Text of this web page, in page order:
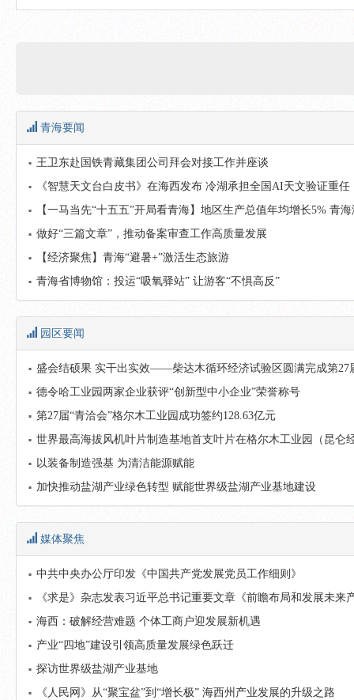
青海要闻
王卫东赴国铁青藏集团公司拜会对接工作并座谈
《智慧天文台白皮书》在海西发布 冷湖承担全国AI天文验证重任
【一马当先“十五五”开局看青海】地区生产总值年均增长5% 青
做好“三篇文章”，推动备案审查工作高质量发展
【经济聚焦】青海“避暑+”激活生态旅游
青海省博物馆：投运“吸氧驿站” 让游客“不惧高反”
园区要闻
盛会结硕果 实干出实效——柴达木循环经济试验区圆满完成第27
德令哈工业园两家企业获评“创新型中小企业”荣誉称号
第27届“青洽会”格尔木工业园成功签约128.63亿元
世界最高海拔风机叶片制造基地首支叶片在格尔木工业园（昆仑
以装备制造强基 为清洁能源赋能
加快推动盐湖产业绿色转型 赋能世界级盐湖产业基地建设
媒体聚焦
中共中央办公厅印发《中国共产党发展党员工作细则》
《求是》杂志发表习近平总书记重要文章《前瞻布局和发展未来
海西：破解经营难题 个体工商户迎发展新机遇
产业“四地”建设引领高质量发展绿色跃迁
探访世界级盐湖产业基地
《人民网》从“聚宝盆”到“增长极” 海西州产业发展的升级之路